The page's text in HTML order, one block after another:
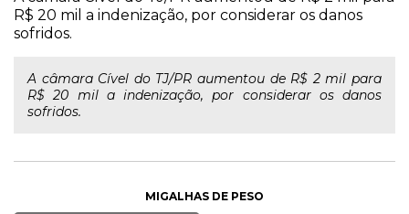
R$ 20 mil a indenização, por considerar os danos
sofridos.
A câmara Cível do TJ/PR aumentou de R$ 2 mil para
R$ 20 mil a indenização, por considerar os danos
sofridos.
MIGALHAS DE PESO